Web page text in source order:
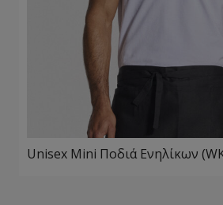
Unisex Mini Ποδιά Ενηλίκων